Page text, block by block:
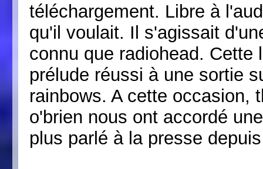
téléchargement. Libre à
qu'il voulait. Il s'agissait
connu que radiohead.
prélude réussi à une sortie
rainbows. A cette occasion,
o'brien nous ont accordé
plus parlé à la presse